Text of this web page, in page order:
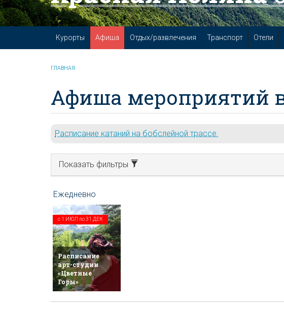
Курорты Афиша Отдых/развлечения Транспорт Отели
ГЛАВНАЯ
Афиша мероприятий
Расписание катаний на бобслейной трассе.
Показать фильтры
с 1 ИЮЛ по31 ДЕК
Расписание
арт-студии
«Цветные
Горы»